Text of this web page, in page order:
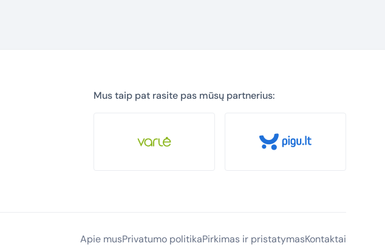
Mus taip pat rasite pas mūsų partnerius:
Apie musPrivatumo politikaPirkimas ir pristatymasKontaktai